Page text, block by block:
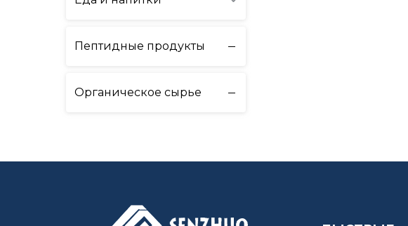
Пептидные продукты
Органическое сырье